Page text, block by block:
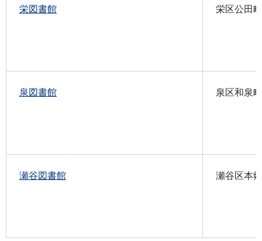
栄図書館 栄区公田
泉図書館 泉区和泉
瀬谷図書館 瀬谷区本